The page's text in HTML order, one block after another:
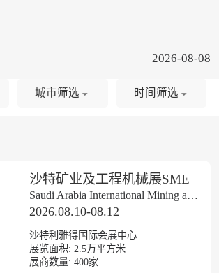
2026-08-08
沙特矿业及工程机械展SME
Saudi Arabia International Mining and Construction Machinery Exhibition
2026.08.10-08.12
沙特利雅得国际会展中心
展览面积: 2.5万平方米
展商数量: 400家
城市筛选 时间筛选